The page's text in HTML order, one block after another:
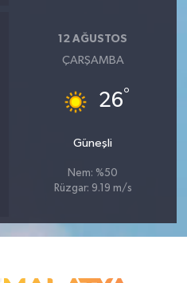
12 AĞUSTOS
ÇARŞAMBA
26°
Güneşli
Nem: %50
Rüzgar: 9.19 m/s